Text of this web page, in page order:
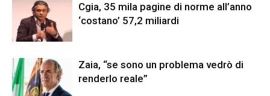
Cgia, 35 mila pagine di norme all’anno
‘costano’ 57,2 miliardi
Zaia, “se sono un problema vedrò di
renderlo reale”